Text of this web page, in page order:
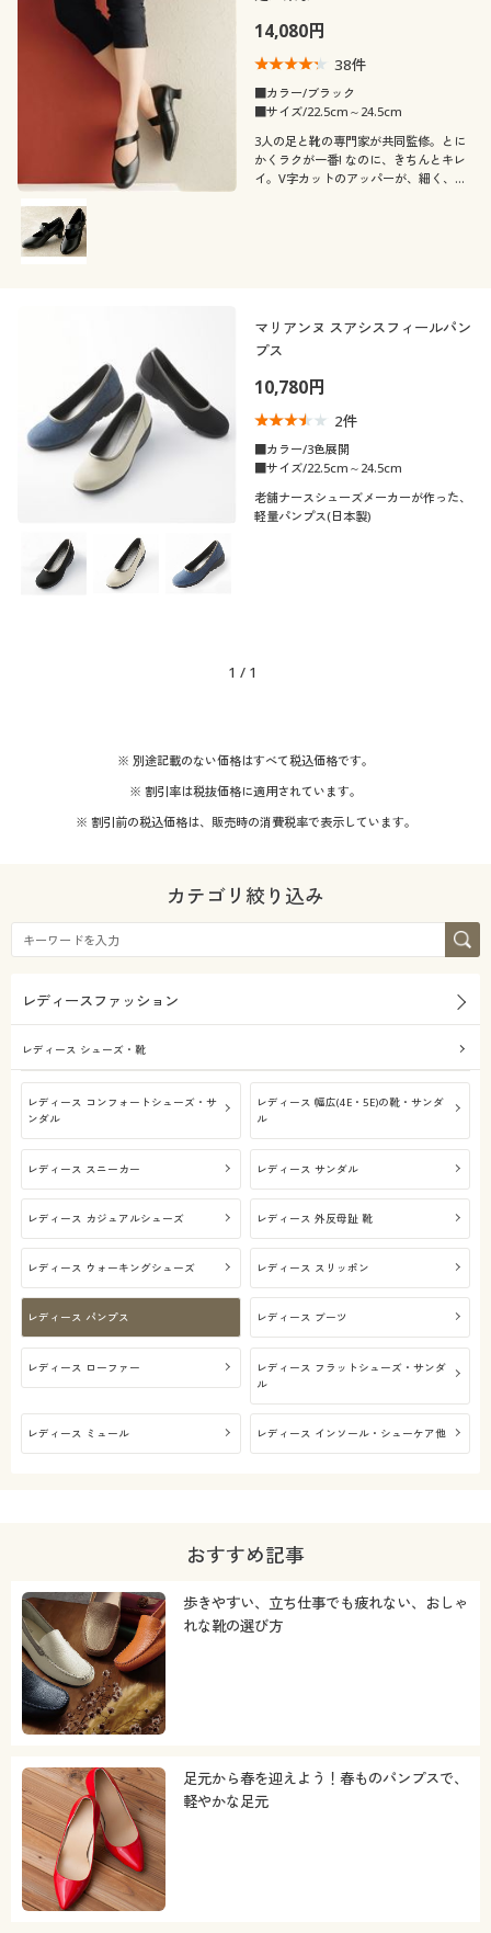
14,080円
38件
■カラー/ブラック
■サイズ/22.5cm～24.5cm
3人の足と靴の専門家が共同監修。とに
かくラクが一番! なのに、きちんとキレ
イ。V字カットのアッパーが、細く、長
マリアンヌ スアシスフィールパン
プス
10,780円
2件
■カラー/3色展開
■サイズ/22.5cm～24.5cm
老舗ナースシューズメーカーが作った、
軽量パンプス(日本製)
1 / 1
※ 別途記載のない価格はすべて税込価格です。
※ 割引率は税抜価格に適用されています。
※ 割引前の税込価格は、販売時の消費税率で表示しています。
カテゴリ絞り込み
レディースファッション
レディース シューズ・靴
レディース コンフォートシューズ・サ
ンダル
レディース 幅広(4E・5E)の靴・サンダ
ル
レディース スニーカー レディース サンダル
レディース カジュアルシューズ レディース 外反母趾 靴
レディース ウォーキングシューズ レディース スリッポン
レディース パンプス レディース ブーツ
レディース ローファー
レディース フラットシューズ・サンダ
ル
レディース ミュール レディース インソール・シューケア他
おすすめ記事
歩きやすい、立ち仕事でも疲れない、おしゃ
れな靴の選び方
足元から春を迎えよう！春ものパンプスで、
軽やかな足元